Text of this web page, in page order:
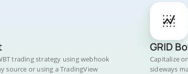
trading strategy using webhook
source or using a TradingView
GRID
Capitalize
sideways